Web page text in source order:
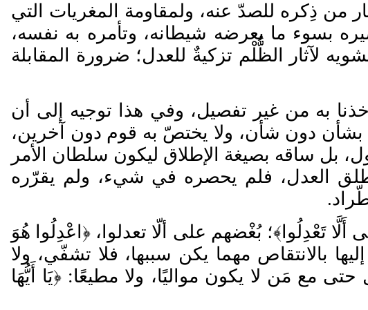
من ذِكره للصد عنه، ولمقاومة المغريات التي
بسوء ما يعرضه شيطانه، وتأمره به نفسه،
لآثار الظُّلْم تزكيةٌ للعدل؛ ضرورة المقابلة
به من غير تفصيل، وفي هذا توجيه إلى أن
بشأن دون شأن، ولا يختصّ به قوم دون آخرين،
بل ساقه بصيغة الإطلاق ليكون سلطان الأمر
العدل، فلم يحصره في شيء، ولم يقرّره
تَعْدِلُوا﴾؛ بغْضهم على أل ا تعدلوا، ﴿ اعْدِلُوا هُوَ
إليها بالانتقاص مهما يكن سببها، فلا تشفّي، ولا
مع مَن لا يكون مواليًا، ولا مطيعًا: ﴿يَا أَيُّهَا